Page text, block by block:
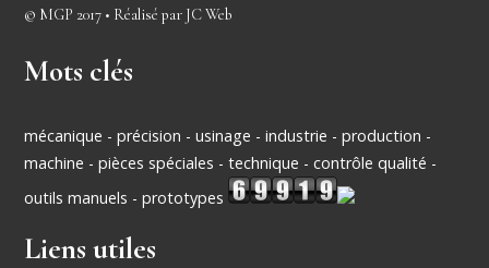
© MGP 2017 • Réalisé par JC Web
Mots clés
mécanique - précision - usinage - industrie - production -
machine - pièces spéciales - technique - contrôle qualité -
outils manuels - prototypes
Liens utiles